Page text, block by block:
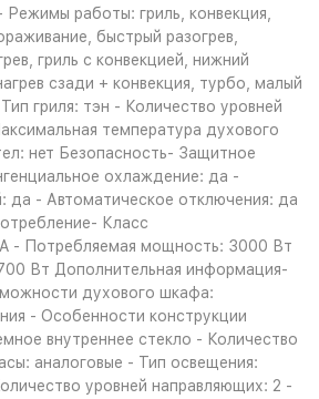
работы: гриль, конвекция,
быстрый разогрев,
гриль с конвекцией, нижний
сзади + конвекция, турбо, малый
гриля: тэн - Количество уровней
температура духового
нет Безопасность- Защитное
охлаждение: да -
да - Автоматическое отключения: да
Класс
- Потребляемая мощность: 3000 Вт
Вт Дополнительная информация-
духового шкафа:
- Особенности конструкции
внутреннее стекло - Количество
аналоговые - Тип освещения:
уровней направляющих: 2 -